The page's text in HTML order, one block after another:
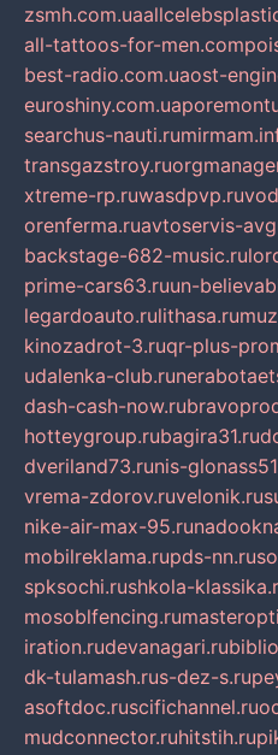
zsmh.com.ua
all-tattoos-for-men.com
best-radio.com.uaost-
euroshiny.com.ua
searchus-nauti.ru
transgazstroy.ru
xtreme-rp.ruwasdpvp.ru
orenferma.ruavtoservis-
backstage-682-music.ru
prime-cars63.ruun-
legardoauto.rulithasa.ru
kinozadrot-3.ruqr-plus-
udalenka-club.ru
dash-cash-now.ru
hotteygroup.rubagira31.ru
dveriland73.runis-
vrema-zdorov.ruvelonik.ru
nike-air-max-95.ru
mobilreklama.rupds-nn.ru
spksochi.rushkola-
mosoblfencing.ru
iration.rudevanagari.ru
dk-tulamash.rus-dez-s.ru
asoftdoc.ruscifichannel.ru
mudconnector.ruhitstih.ru